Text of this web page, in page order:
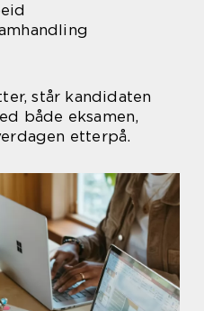
står kandidaten
både eksamen,
etterpå.